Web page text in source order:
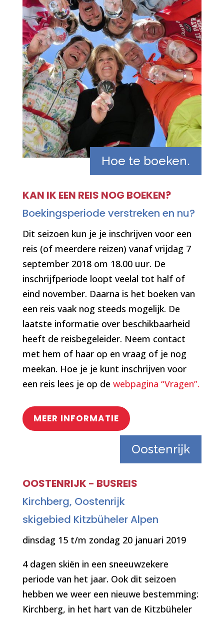
Hoe te boeken.
KAN IK EEN REIS NOG BOEKEN?
Boekingsperiode verstreken en nu?
Dit seizoen kun je je inschrijven voor een
reis (of meerdere reizen) vanaf vrijdag 7
september 2018 om 18.00 uur. De
inschrijfperiode loopt veelal tot half of
eind november. Daarna is het boeken van
een reis vaak nog steeds mogelijk. De
laatste informatie over beschikbaarheid
heeft de reisbegeleider. Neem contact
met hem of haar op en vraag of je nog
meekan. Hoe je je kunt inschrijven voor
een reis lees je op de webpagina “Vragen”.
MEER INFORMATIE
Oostenrijk
OOSTENRIJK - BUSREIS
Kirchberg, Oostenrijk
skigebied Kitzbüheler Alpen
dinsdag 15 t/m zondag 20 januari 2019
4 dagen skiën in een sneeuwzekere
periode van het jaar. Ook dit seizoen
hebben we weer een nieuwe bestemming:
Kirchberg, in het hart van de Kitzbüheler